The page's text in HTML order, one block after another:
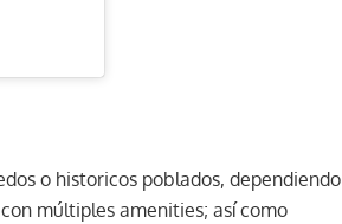
o historicos poblados, dependiendo
múltiples amenities; así como